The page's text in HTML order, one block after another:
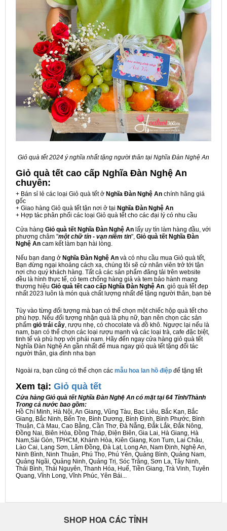
Giỏ quà tết 2024 ý nghĩa nhất tặng người thân tại Nghĩa Đàn Nghệ An
Giỏ quà tết cao cấp Nghĩa Đàn Nghệ An
chuyên:
+ Bán sỉ lẻ các loại Giỏ quà tết ở Nghĩa Đàn Nghệ An chính hãng giá
gốc
+ Giao hàng Giỏ quà tết tận nơi ở tại Nghĩa Đàn Nghệ An
+ Hợp tác phân phối các loại Giỏ quà tết cho các đại lý có nhu cầu
Cửa hàng Giỏ quà tết Nghĩa Đàn Nghệ An lấy uy tín làm hàng đầu, với
phương châm "một chữ tín - vạn niềm tin", Giỏ quà tết Nghĩa Đàn
Nghệ An cam kết làm bạn hài lòng.
Nếu bạn đang ở Nghĩa Đàn Nghệ An và có nhu cầu mua Giỏ quà tết,
Bạn đừng ngại khoảng cách xa, chúng tôi sẽ cử nhân viên trở tới tận
nơi cho quý khách hàng. Tất cả các sản phẩm đăng tải trên website
đều là hình thực tế, có tem chống hàng giả và tem bảo hành mang
thương hiệu Giỏ quà tết cao cấp Nghĩa Đàn Nghệ An. giỏ quà tết đẹp
nhất 2023 luôn là món quà chất lượng nhất để tặng người thân, bạn bè
Tùy vào từng đối tượng mà bạn có thể chọn một chiếc hộp quà tết cho
phù hợp. Nếu đối tượng nhận quà là phụ nữ, bạn nên chọn các sản
phẩm giỏ trái cây, rượu nhẹ, có chocolate và đồ khô. Ngược lại nếu là
nam, bạn có thể chọn các loại rượu mạnh và các loại trà, cafe đặc biệt,
tinh tế và phù hợp với phái nam. Hãy đến ngay cửa hàng giỏ quà tết
Nghĩa Đàn Nghệ An gần nhất để mua ngay giỏ quà tết tặng đối tác
người thân, gia đình nha bạn
Ngoài ra, bạn cũng có thể chọn các mẫu hoa lan hồ điệp để tặng tết
Xem tại: Giỏ quà tết
Cửa hàng Giỏ quà tết Nghĩa Đàn Nghệ An có mặt tại 64 Tỉnh/Thành
Trong cả nước bao gồm:
Hồ Chí Minh, Hà Nội, An Giang, Vũng Tàu, Bạc Liêu, Bắc Kạn, Bắc
Giang, Bắc Ninh, Bến Tre, Bình Dương, Bình Định, Bình Phước, Bình
Thuận, Cà Mau, Cao Bằng, Cần Thơ, Đà Nẵng, Đắk Lắk, Đắk Nông,
Đồng Nai, Biên Hòa, Đồng Tháp, Điện Biên, Gia Lai, Hà Giang, Hà
Nam,Sài Gòn, TPHCM, Khánh Hòa, Kiên Giang, Kon Tum, Lai Châu,
Lào Cai, Lạng Sơn, Lâm Đồng, Đà Lạt, Long An, Nam Định, Nghệ An,
Ninh Bình, Ninh Thuận, Phú Thọ, Phú Yên, Quảng Bình, Quảng Nam,
Quảng Ngãi, Quảng Ninh, Quảng Trị, Sóc Trăng, Sơn La, Tây Ninh,
Thái Bình, Thái Nguyên, Thanh Hóa, Huế, Tiền Giang, Trà Vinh, Tuyên
Quang, Vĩnh Long, Vĩnh Phúc, Yên Bái...
SHOP HOA CÁC TỈNH